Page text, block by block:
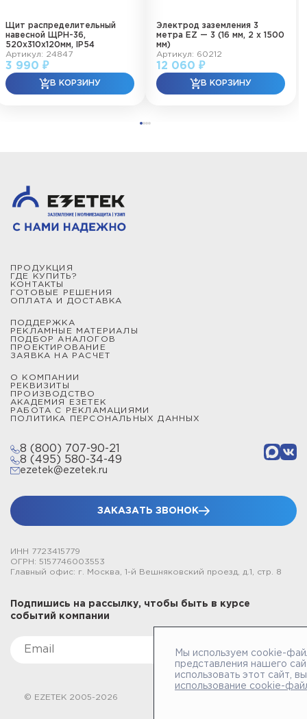
Щит распределительный
навесной ЩРН-36,
520х310х120мм, IP54
Артикул: 24847
3 990 ₽
Электрод заземления 3
метра EZ — 3 (16 мм, 2 х 1500
мм)
Артикул: 60212
12 060 ₽
ПРОДУКЦИЯ
ГДЕ КУПИТЬ?
КОНТАКТЫ
ГОТОВЫЕ РЕШЕНИЯ
ОПЛАТА И ДОСТАВКА
ПОДДЕРЖКА
РЕКЛАМНЫЕ МАТЕРИАЛЫ
ПОДБОР АНАЛОГОВ
ПРОЕКТИРОВАНИЕ
ЗАЯВКА НА РАСЧЕТ
О КОМПАНИИ
РЕКВИЗИТЫ
ПРОИЗВОДСТВО
АКАДЕМИЯ ЕЗЕТЕК
РАБОТА С РЕКЛАМАЦИЯМИ
ПОЛИТИКА ПЕРСОНАЛЬНЫХ ДАННЫХ
8 (800) 707-90-21
8 (495) 580-34-49
ezetek@ezetek.ru
ЗАКАЗАТЬ ЗВОНОК
ИНН 7723415779
ОГРН: 5157746003553
Главный офис: г. Москва, 1-й Вешняковский проезд, д.1, стр. 8
Подпишись на рассылку, чтобы быть в курсе
событий компании
© EZETEK 2005-2026
Мы используем cookie-
представления нашего
использовать этот сайт,
использование cookie-